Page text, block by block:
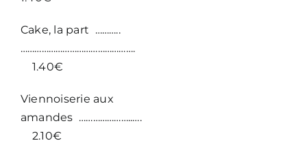
Cake, la part ………..
………………………………………….
1.40€
Viennoiserie aux
amandes …………………..….
2.10€